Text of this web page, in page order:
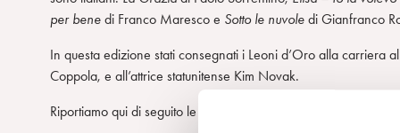
per bene di Franco Maresco e Sotto le nuvole di Gianfranco
In questa edizione stati consegnati i Leoni d’Oro alla carriera
Coppola, e all’attrice statunitense Kim Novak.
Riportiamo qui di seguito le recensioni di alcuni film.